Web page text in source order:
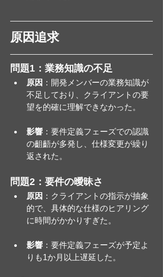
原因追求
問題1：業務知識の不足
原因 ：開発メンバーの業務知識が
不足しており、クライアントの要
望を的確に理解できなかった。
影響 ：要件定義フェーズでの認識
の齟齬が多発し、仕様変更が繰り
返された。
問題2：要件の曖昧さ
原因 ：クライアントの指示が抽象
的で、具体的な仕様のヒアリング
に時間がかかりすぎた。
影響 ：要件定義フェーズが予定よ
りも1か月以上遅延した。